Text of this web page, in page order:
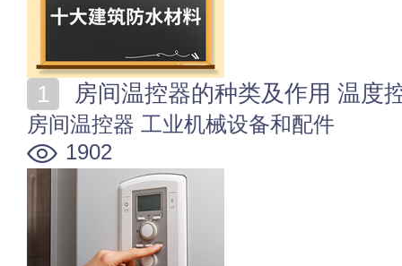
房间温控器的种类及作用 温度
房间温控器 工业机械设备和配件
1902